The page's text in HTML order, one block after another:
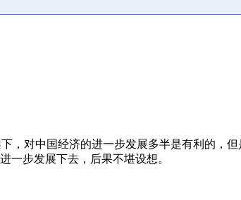
，对中国经济的进一步发展多半是有利的，
一步发展下去，后果不堪设想。